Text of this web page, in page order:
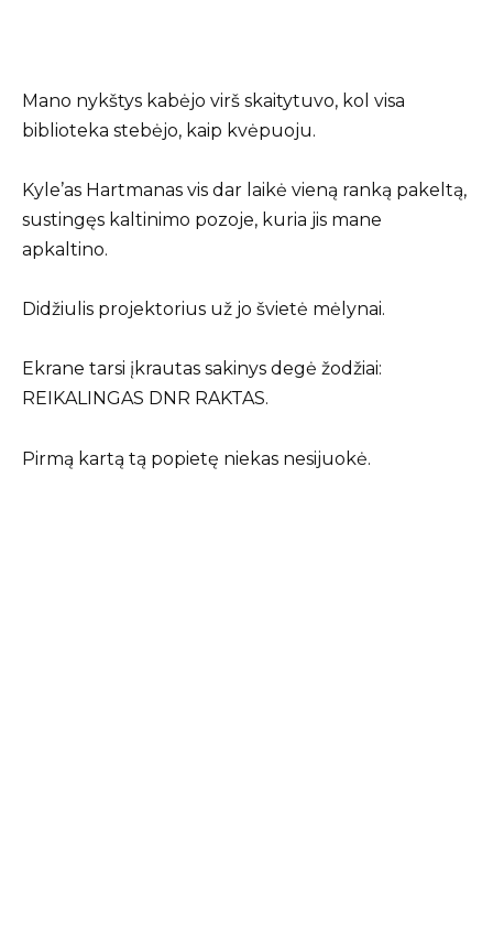
Mano nykštys kabėjo virš skaitytuvo, kol visa
biblioteka stebėjo, kaip kvėpuoju.
Kyle’as Hartmanas vis dar laikė vieną ranką pakeltą,
sustingęs kaltinimo pozoje, kuria jis mane
apkaltino.
Didžiulis projektorius už jo švietė mėlynai.
Ekrane tarsi įkrautas sakinys degė žodžiai:
REIKALINGAS DNR RAKTAS.
Pirmą kartą tą popietę niekas nesijuokė.